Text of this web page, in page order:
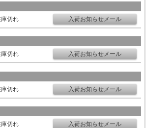
切れ
切れ
切れ
切れ